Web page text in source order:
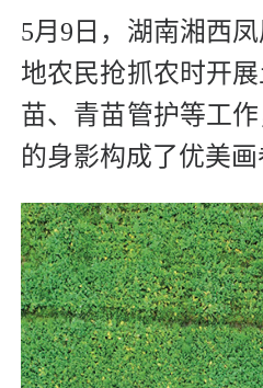
5月9日，湖南湘西
地农民抢抓农时开
苗、青苗管护等工
的身影构成了优美画